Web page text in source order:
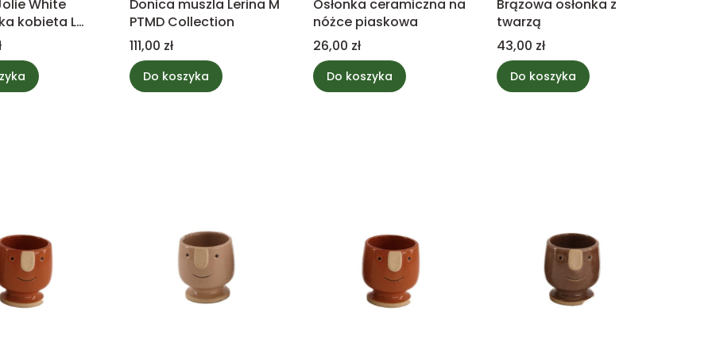
White
kobieta L
Donica muszla Lerina M
PTMD Collection
Cena
111,00 zł
Do koszyka
Osłonka ceramiczna na
nóżce piaskowa
Cena
26,00 zł
Do koszyka
Brązowa osłonka z
twarzą
Cena
43,00 zł
Do koszyka